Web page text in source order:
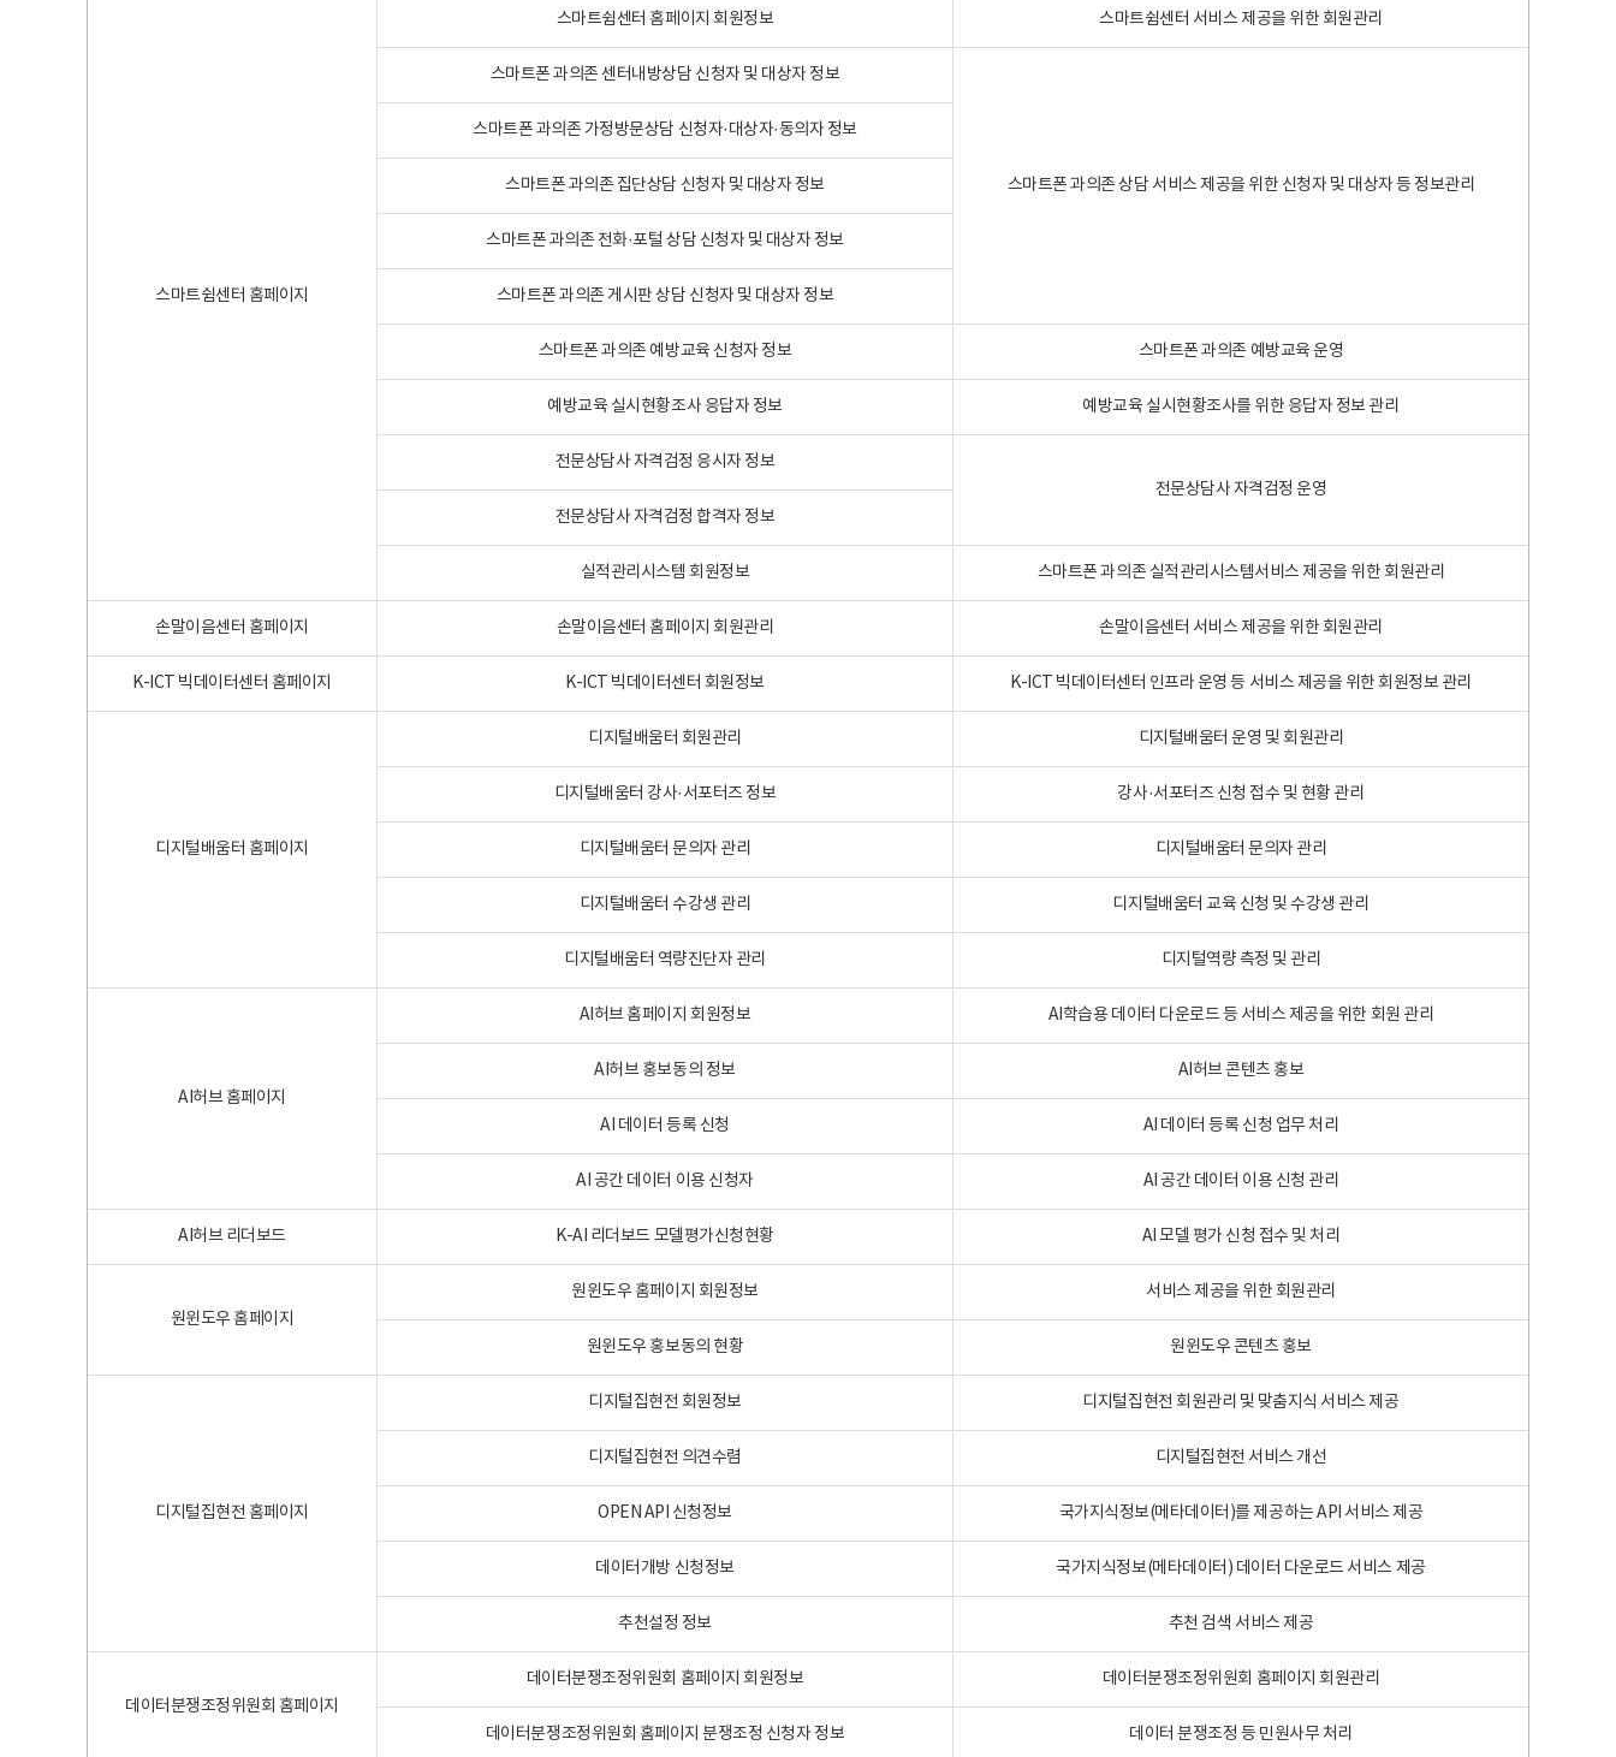
스마트쉼센터 홈페이지
스마트쉼센터 홈페이지 회원정보 스마트쉼센터 서비스 제공을 위한 회원관리
스마트폰 과의존 센터내방상담 신청자 및 대상자 정보
스마트폰 과의존 상담 서비스 제공을 위한 신청자 및 대상자 등 정보관리
스마트폰 과의존 가정방문상담 신청자·대상자·동의자 정보
스마트폰 과의존 집단상담 신청자 및 대상자 정보
스마트폰 과의존 전화·포털 상담 신청자 및 대상자 정보
스마트폰 과의존 게시판 상담 신청자 및 대상자 정보
스마트폰 과의존 예방교육 신청자 정보 스마트폰 과의존 예방교육 운영
예방교육 실시현황조사 응답자 정보 예방교육 실시현황조사를 위한 응답자 정보 관리
전문상담사 자격검정 응시자 정보
전문상담사 자격검정 운영
전문상담사 자격검정 합격자 정보
실적관리시스템 회원정보 스마트폰 과의존 실적관리시스템서비스 제공을 위한 회원관리
손말이음센터 홈페이지 손말이음센터 홈페이지 회원관리 손말이음센터 서비스 제공을 위한 회원관리
K-ICT 빅데이터센터 홈페이지 K-ICT 빅데이터센터 회원정보 K-ICT 빅데이터센터 인프라 운영 등 서비스 제공을 위한 회원정보 관리
디지털배움터 홈페이지
디지털배움터 회원관리 디지털배움터 운영 및 회원관리
디지털배움터 강사·서포터즈 정보 강사·서포터즈 신청 접수 및 현황 관리
디지털배움터 문의자 관리 디지털배움터 문의자 관리
디지털배움터 수강생 관리 디지털배움터 교육 신청 및 수강생 관리
디지털배움터 역량진단자 관리 디지털역량 측정 및 관리
AI허브 홈페이지
AI허브 홈페이지 회원정보 AI학습용 데이터 다운로드 등 서비스 제공을 위한 회원 관리
AI허브 홍보동의 정보 AI허브 콘텐츠 홍보
AI 데이터 등록 신청 AI 데이터 등록 신청 업무 처리
AI 공간 데이터 이용 신청자 AI 공간 데이터 이용 신청 관리
AI허브 리더보드 K-AI 리더보드 모델평가신청현황 AI 모델 평가 신청 접수 및 처리
원윈도우 홈페이지
원윈도우 홈페이지 회원정보 서비스 제공을 위한 회원관리
원윈도우 홍보동의 현황 원윈도우 콘텐츠 홍보
디지털집현전 홈페이지
디지털집현전 회원정보 디지털집현전 회원관리 및 맞춤지식 서비스 제공
디지털집현전 의견수렴 디지털집현전 서비스 개선
OPEN API 신청정보 국가지식정보(메타데이터)를 제공하는 API 서비스 제공
데이터개방 신청정보 국가지식정보(메타데이터) 데이터 다운로드 서비스 제공
추천설정 정보 추천 검색 서비스 제공
데이터분쟁조정위원회 홈페이지
데이터분쟁조정위원회 홈페이지 회원정보 데이터분쟁조정위원회 홈페이지 회원관리
데이터분쟁조정위원회 홈페이지 분쟁조정 신청자 정보 데이터 분쟁조정 등 민원사무 처리